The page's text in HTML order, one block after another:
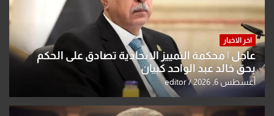
اخر الاخبار
عاجل | محكمة التمييز الاتحادية تصادق على الحكم
بحق خالد عبد الواحد كبيان
أغسطس 6, 2026 editor